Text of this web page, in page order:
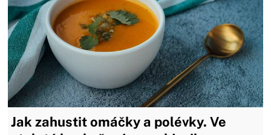
Jak zahustit omáčky a polévky. Ve